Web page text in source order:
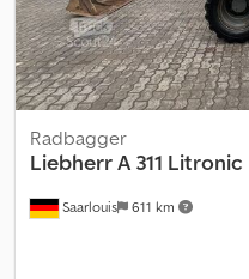
Saarlouis 611 km
Radbagger
LiebherrA 311 Litronic